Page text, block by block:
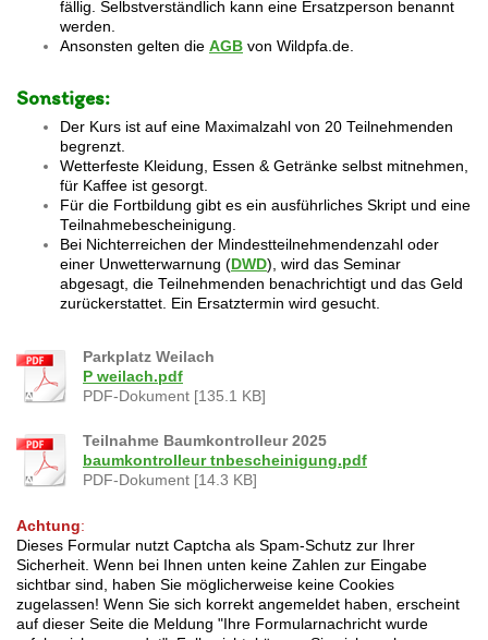
fällig. Selbstverständlich kann eine Ersatzperson benannt
werden.
Ansonsten gelten die AGB von Wildpfa.de.
Sonstiges:
Der Kurs ist auf eine Maximalzahl von 20 Teilnehmenden
begrenzt.
Wetterfeste Kleidung, Essen & Getränke selbst mitnehmen,
für Kaffee ist gesorgt.
Für die Fortbildung gibt es ein ausführliches Skript und eine
Teilnahmebescheinigung.
Bei Nichterreichen der Mindestteilnehmendenzahl oder
einer Unwetterwarnung ( DWD), wird das Seminar
abgesagt, die Teilnehmenden benachrichtigt und das Geld
zurückerstattet. Ein Ersatztermin wird gesucht.
Parkplatz Weilach
P weilach.pdf
PDF-Dokument [135.1 KB]
Teilnahme Baumkontrolleur 2025
baumkontrolleur tnbescheinigung.pdf
PDF-Dokument [14.3 KB]
Achtung:
Dieses Formular nutzt Captcha als Spam-Schutz zur Ihrer
Sicherheit. Wenn bei Ihnen unten keine Zahlen zur Eingabe
sichtbar sind, haben Sie möglicherweise keine Cookies
zugelassen! Wenn Sie sich korrekt angemeldet haben, erscheint
auf dieser Seite die Meldung "Ihre Formularnachricht wurde